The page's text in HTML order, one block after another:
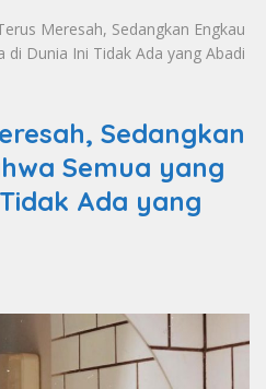
Meresah, Sedangkan Engkau
di Dunia Ini Tidak Ada yang Abadi
Sedangkan
Semua yang
Ada yang